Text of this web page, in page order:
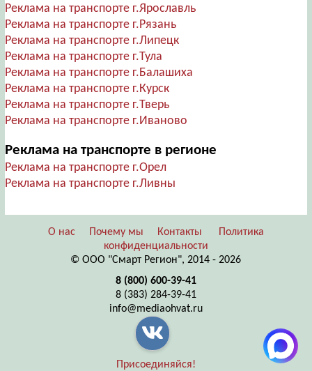
Реклама на транспорте г.Ярославль
Реклама на транспорте г.Рязань
Реклама на транспорте г.Липецк
Реклама на транспорте г.Тула
Реклама на транспорте г.Балашиха
Реклама на транспорте г.Курск
Реклама на транспорте г.Тверь
Реклама на транспорте г.Иваново
Реклама на транспорте в регионе
Реклама на транспорте г.Орел
Реклама на транспорте г.Ливны
О нас Почему мы Контакты
Политика
конфиденциальности
© ООО "Смарт Регион", 2014 - 2026
8 (800) 600-39-41
8 (383) 284-39-41
info@mediaohvat.ru
Присоединяйся!